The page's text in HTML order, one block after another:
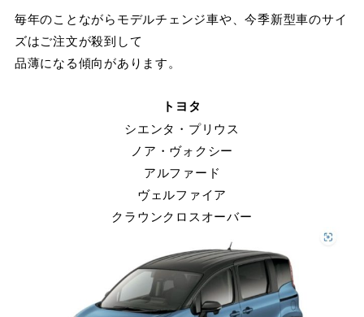
毎年のことながらモデルチェンジ車や、今季新型車のサイ
ズはご注文が殺到して
品薄になる傾向があります。
トヨタ
シエンタ・プリウス
ノア・ヴォクシー
アルファード
ヴェルファイア
クラウンクロスオーバー